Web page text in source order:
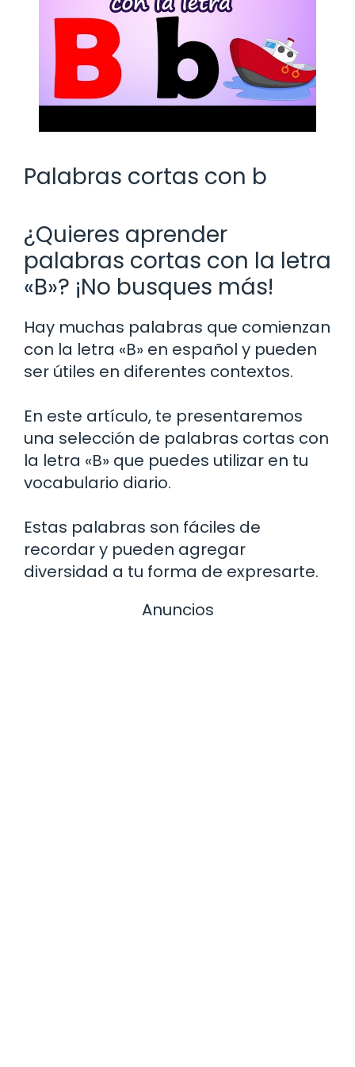
Palabras cortas con b
¿Quieres aprender
palabras cortas con la letra
«B»? ¡No busques más!
Hay muchas palabras que comienzan
con la letra «B» en español y pueden
ser útiles en diferentes contextos.
En este artículo, te presentaremos
una selección de palabras cortas con
la letra «B» que puedes utilizar en tu
vocabulario diario.
Estas palabras son fáciles de
recordar y pueden agregar
diversidad a tu forma de expresarte.
Anuncios